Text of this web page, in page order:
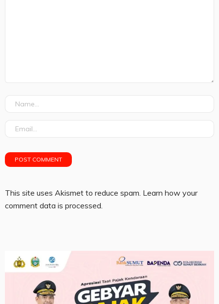
This site uses Akismet to reduce spam. Learn how your
comment data is processed.